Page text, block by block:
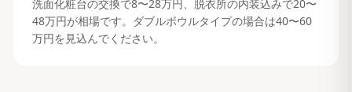
洗面化粧台の交換で8〜28万円、脱衣所の内装込みで20〜
48万円が相場です。ダブルボウルタイプの場合は40〜60
万円を見込んでください。